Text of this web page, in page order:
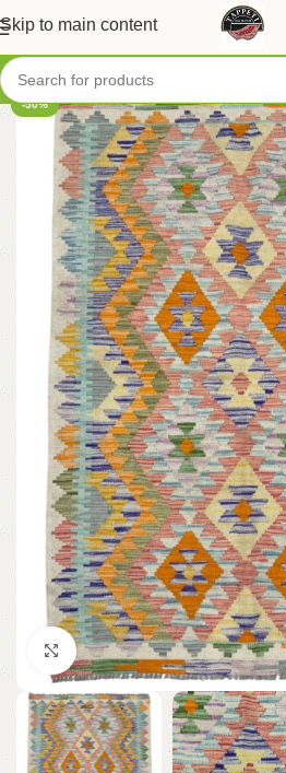
Skip to main content
-50%
Click to enlarge